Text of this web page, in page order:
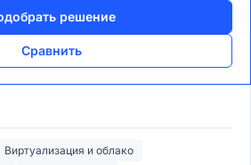
решение
Сравнить
Виртуализация и облако